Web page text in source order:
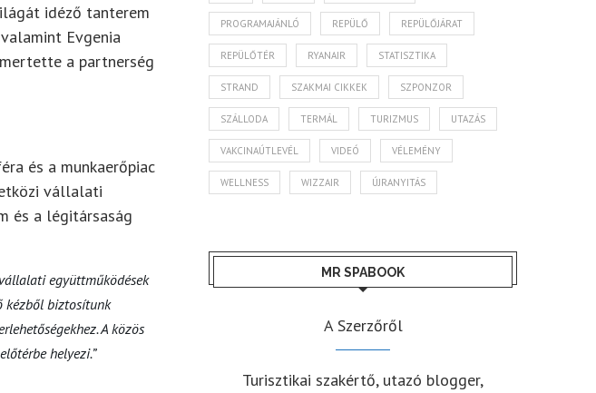
idéző tanterem
Evgenia
a partnerség
és a munkaerőpiac
vállalati
és a légitársaság
együttműködések
kézből biztosítunk
A közös
helyezi.”
PROGRAMAJÁNLÓ REPÜLŐ REPÜLŐJÁRAT
REPÜLŐTÉR RYANAIR STATISZTIKA
STRAND SZAKMAI CIKKEK SZPONZOR
SZÁLLODA TERMÁL TURIZMUS UTAZÁS
VAKCINAÚTLEVÉL VIDEÓ VÉLEMÉNY
WELLNESS WIZZAIR ÚJRANYITÁS
MR SPABOOK
A Szerzőről
Turisztikai szakértő, utazó blogger,